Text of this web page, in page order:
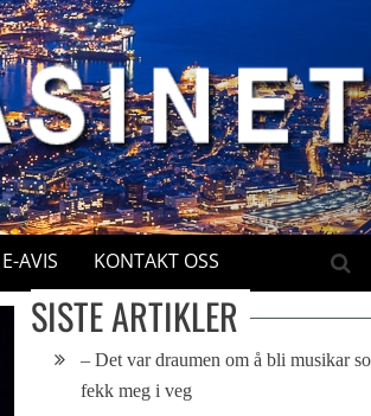
E-AVIS KONTAKT OSS
SISTE ARTIKLER
– Det var draumen om å bli musikar
fekk meg i veg